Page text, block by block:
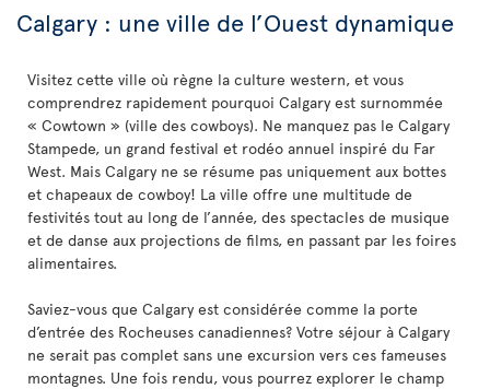
Calgary : une ville de l’Ouest dynamique
Visitez cette ville où règne la culture western, et vous
comprendrez rapidement pourquoi Calgary est surnommée
« Cowtown » (ville des cowboys). Ne manquez pas le Calgary
Stampede, un grand festival et rodéo annuel inspiré du Far
West. Mais Calgary ne se résume pas uniquement aux bottes
et chapeaux de cowboy! La ville offre une multitude de
festivités tout au long de l’année, des spectacles de musique
et de danse aux projections de films, en passant par les foires
alimentaires.
Saviez-vous que Calgary est considérée comme la porte
d’entrée des Rocheuses canadiennes? Votre séjour à Calgary
ne serait pas complet sans une excursion vers ces fameuses
montagnes. Une fois rendu, vous pourrez explorer le champ